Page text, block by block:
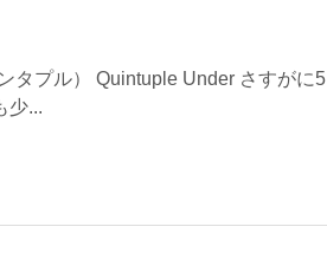
タプル） Quintuple Under さすがに5
少...